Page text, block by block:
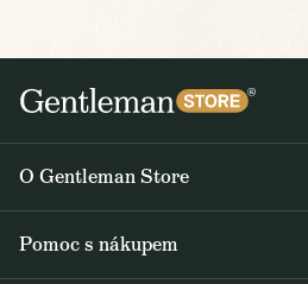
O Gentleman Store
Pomoc s nákupem